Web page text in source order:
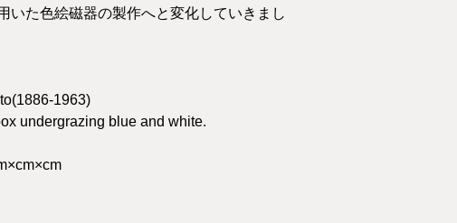
いた色絵磁器の製作へと変化していきまし
1963)
undergrazing blue and white.